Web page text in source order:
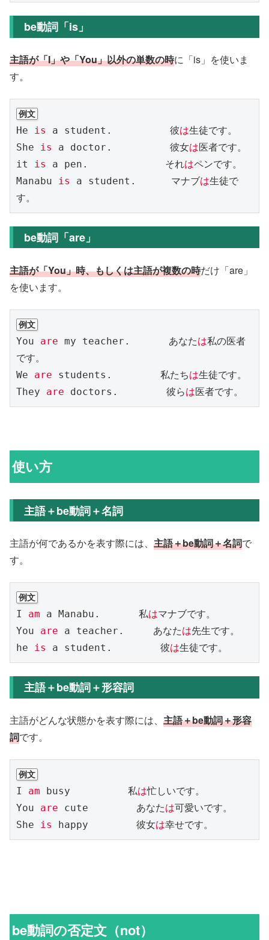
be動詞「is」
主語が「I」や「You」以外の単数の時に「is」を使いま
す。
例文
He is a student.　　　　　　彼は生徒です。
She
is a doctor.　　　　　　彼女は医者です。
it
is a pen.　　　　　　　　それはペンです。
Manabu
is a student. 　　　マナブは生徒で
す。
be動詞「are」
主語が「You」時、もしくは主語が複数の時だけ「are」
を使います。
例文
You are my teacher.　　　　あなたは私の医者
です。
We are students.　　　　　私たちは生徒です。
They are doctors.　　　　　彼らは医者です。
使い方
主語＋be動詞＋名詞
主語が何であるかを表す際には、 主語＋be動詞＋名詞で
す。
例文
I am a Manabu.　　　　私はマナブです。
You are a teacher.　　　あなたは先生です。
he is a student.　　　　　彼は生徒です。
主語＋be動詞＋形容詞
主語がどんな状態かを表す際には、 主語＋be動詞＋形容
詞です。
例文
I am busy　　　　　　私は忙しいです。
You are cute　　　　　あなたは可愛いです。
She
is happy　　　　　彼女は幸せです。
be動詞の否定文（not）